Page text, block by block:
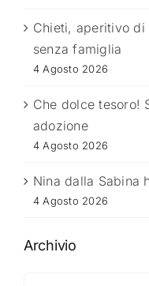
Chieti, aperitivo
senza famiglia
4 Agosto 2026
Che dolce tesoro!
adozione
4 Agosto 2026
Nina dalla Sabina
4 Agosto 2026
Archivio